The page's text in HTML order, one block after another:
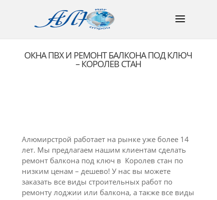
ОКНА ПВХ И РЕМОНТ БАЛКОНА ПОД КЛЮЧ
– КОРОЛЕВ СТАН
Алюмирстрой работает на рынке уже более 14
лет. Мы предлагаем нашим клиентам сделать
ремонт балкона под ключ в Королев стан по
низким ценам – дешево! У нас вы можете
заказать все виды строительных работ по
ремонту лоджии или балкона, а также все виды